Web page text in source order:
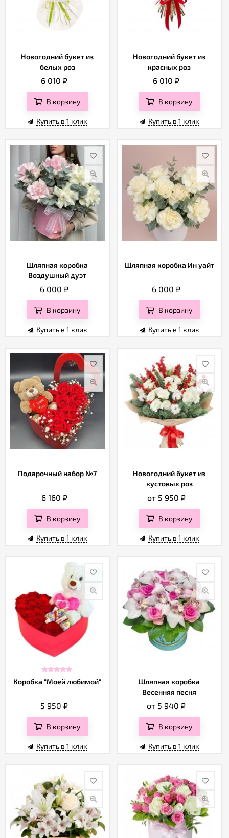
Новогодний букет из
белых роз
6 010₽
В корзину
Купить в 1 клик
Новогодний букет из
красных роз
6 010₽
В корзину
Купить в 1 клик
Шляпная коробка
Воздушный дуэт
6 000₽
В корзину
Купить в 1 клик
Шляпная коробка Ин уайт
6 000₽
В корзину
Купить в 1 клик
Подарочный набор №7
6 160 ₽
В корзину
Купить в 1 клик
Новогодний букет из
кустовых роз
от 5 950 ₽
В корзину
Купить в 1 клик
Коробка "Моей любимой"
5 950₽
В корзину
Купить в 1 клик
Шляпная коробка
Весенняя песня
от 5 940₽
В корзину
Купить в 1 клик